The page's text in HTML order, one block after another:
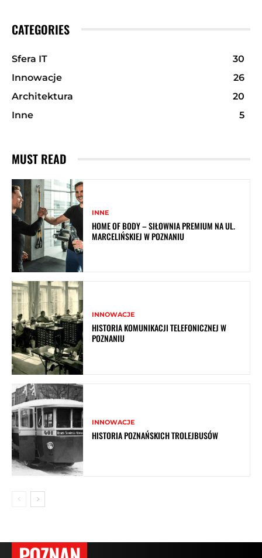
CATEGORIES
Sfera IT
30
Innowacje
26
Architektura
20
Inne
5
MUST READ
INNE
HOME OF BODY – SIŁOWNIA PREMIUM NA UL.
MARCELIŃSKIEJ W POZNANIU
INNOWACJE
HISTORIA KOMUNIKACJI TELEFONICZNEJ W
POZNANIU
INNOWACJE
HISTORIA POZNAŃSKICH TROLEJBUSÓW